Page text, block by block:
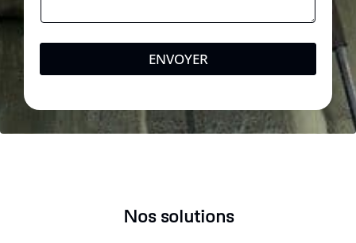
ENVOYER
Nos solutions